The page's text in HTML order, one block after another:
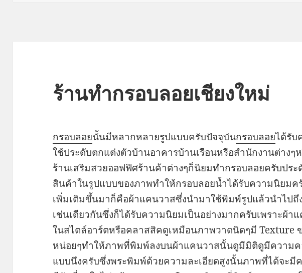
ร้านทำกรอบลอยเชียงใหม่
กรอบลอยนั้นมีหลากหลายรูปแบบครับปัจจุบันกรอบลอยได้รับ
ใช้ประดับตกแต่งตัวบ้านอาคารบ้านเรือนหรือสำนักงานต่างๆ
ร้านเสริมสวยออฟฟิศร้านค้าต่างๆก็นิยมทำกรอบลอยครับประ
สินค้าในรูปแบบของภาพทำให้กรอบลอยน้ำได้รับความนิยม
เพิ่มเติมขึ้นมาก็คือผ้าแคนวาสซึ่งนำมาใช้พิมพ์รูปแล้วนำไปถึ
เช่นเดียวกันซึ่งก็ได้รับความนิยมเป็นอย่างมากครับเพราะผ้า
ในสไตล์อาร์ตหรือคลาสสิคดูเหมือนภาพวาดนิดๆมี Texture
หน่อยๆทำให้ภาพที่พิมพ์ลงบนผ้าแคนวาสนั้นดูมีมิติดูมีความ
แบบนึงครับซึ่งพระพิมพ์ด้วยความละเอียดสูงนั้นภาพที่ได้จะมี